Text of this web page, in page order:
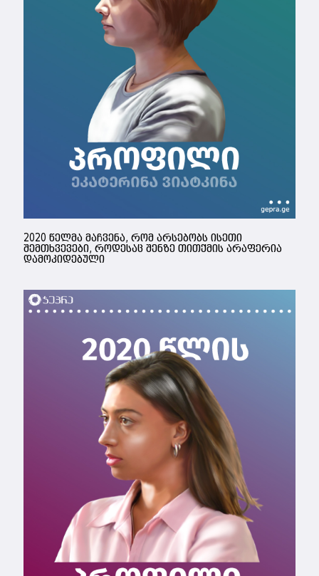
2020 წელმა მაჩვენა, რომ არსებობს ისეთი
შემთხვევები, როდესაც შენზე თითქმის არაფერია
დამოკიდებული